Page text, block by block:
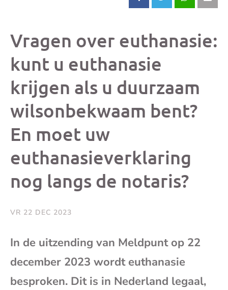
bericht
op
Facebook
op
X
op
Vragen over euthanasie:
kunt u euthanasie
krijgen als u duurzaam
wilsonbekwaam bent?
En moet uw
euthanasieverklaring
nog langs de notaris?
VR 22 DEC 2023
In de uitzending van Meldpunt op 22
december 2023 wordt euthanasie
besproken. Dit is in Nederland legaal,